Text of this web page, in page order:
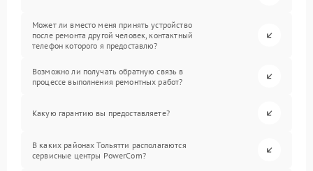
Может ли вместо меня принять устройство
после ремонта другой человек, контактный
телефон которого я предоставлю?
Возможно ли получать обратную связь в
процессе выполнения ремонтных работ?
Какую гарантию вы предоставляете?
В каких районах Тольятти располагаются
сервисные центры PowerCom?